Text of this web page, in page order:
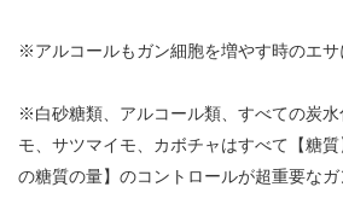
※アルコールもガン細胞を増やす時のエサ
※白砂糖類、アルコール類、すべての炭水
モ、サツマイモ、カボチャはすべて【糖
の糖質の量】のコントロールが超重要なガ